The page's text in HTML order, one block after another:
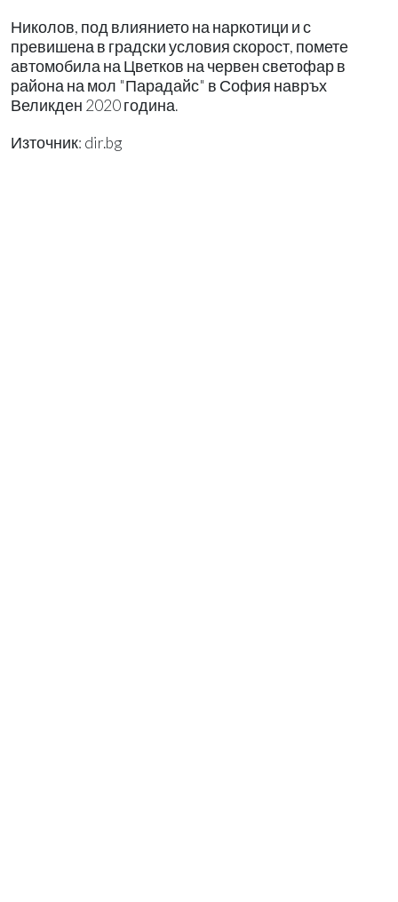
Николов, под влиянието на наркотици и с
превишена в градски условия скорост, помете
автомобила на Цветков на червен светофар в
района на мол "Парадайс" в София навръх
Великден 2020 година.
Източник: dir.bg